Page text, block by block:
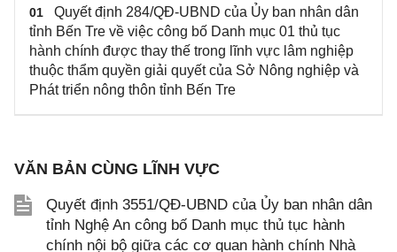
01
Quyết định 284/QĐ-UBND của Ủy ban nhân dân
tỉnh Bến Tre về việc công bố Danh mục 01 thủ tục
hành chính được thay thế trong lĩnh vực lâm nghiệp
thuộc thẩm quyền giải quyết của Sở Nông nghiệp và
Phát triển nông thôn tỉnh Bến Tre
VĂN BẢN CÙNG LĨNH VỰC
Quyết định 3551/QĐ-UBND của Ủy ban nhân dân
tỉnh Nghệ An công bố Danh mục thủ tục hành
chính nội bộ giữa các cơ quan hành chính Nhà